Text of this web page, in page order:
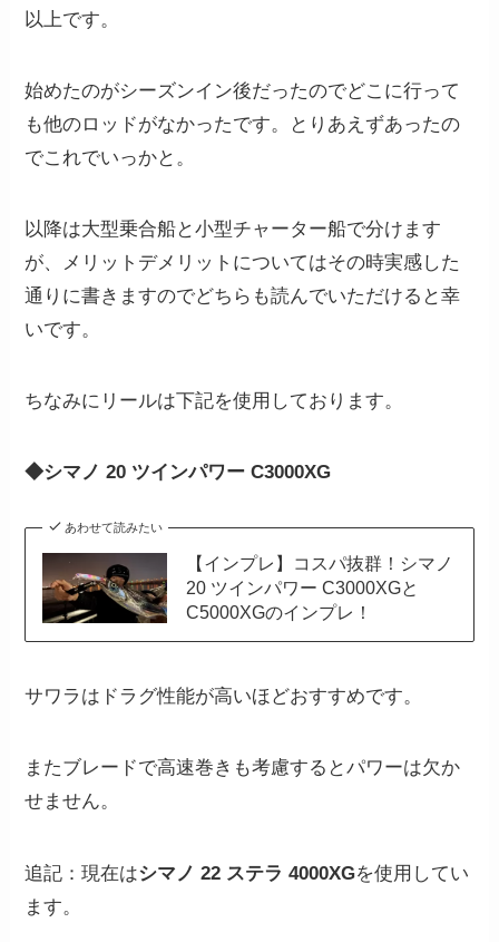
以上です。
始めたのがシーズンイン後だったのでどこに行って
も他のロッドがなかったです。とりあえずあったの
でこれでいっかと。
以降は大型乗合船と小型チャーター船で分けます
が、メリットデメリットについてはその時実感した
通りに書きますのでどちらも読んでいただけると幸
いです。
ちなみにリールは下記を使用しております。
◆シマノ 20 ツインパワー C3000XG
あわせて読みたい
【インプレ】コスパ抜群！シマノ
20 ツインパワー C3000XGと
C5000XGのインプレ！
サワラはドラグ性能が高いほどおすすめです。
またブレードで高速巻きも考慮するとパワーは欠か
せません。
追記：現在はシマノ 22 ステラ 4000XGを使用してい
ます。